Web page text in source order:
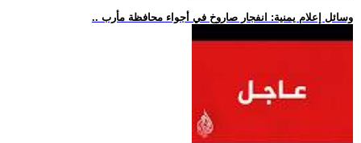
.. وسائل إعلام يمنية: انفجار صاروخ في أجواء محافظة مأرب